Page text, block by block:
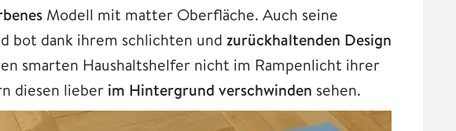
Modell mit matter Oberfläche. Auch seine
bot dank ihrem schlichten und zurückhaltenden Design
smarten Haushaltshelfer nicht im Rampenlicht ihrer
diesen lieber im Hintergrund verschwinden sehen.